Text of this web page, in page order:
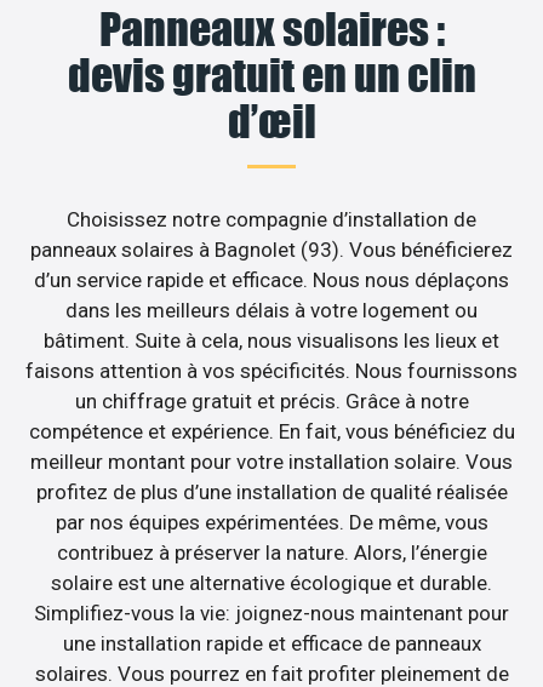
Panneaux solaires :
devis gratuit en un clin
d’œil
Choisissez notre compagnie d’installation de
panneaux solaires à Bagnolet (93). Vous bénéficierez
d’un service rapide et efficace. Nous nous déplaçons
dans les meilleurs délais à votre logement ou
bâtiment. Suite à cela, nous visualisons les lieux et
faisons attention à vos spécificités. Nous fournissons
un chiffrage gratuit et précis. Grâce à notre
compétence et expérience. En fait, vous bénéficiez du
meilleur montant pour votre installation solaire. Vous
profitez de plus d’une installation de qualité réalisée
par nos équipes expérimentées. De même, vous
contribuez à préserver la nature. Alors, l’énergie
solaire est une alternative écologique et durable.
Simplifiez-vous la vie: joignez-nous maintenant pour
une installation rapide et efficace de panneaux
solaires. Vous pourrez en fait profiter pleinement de